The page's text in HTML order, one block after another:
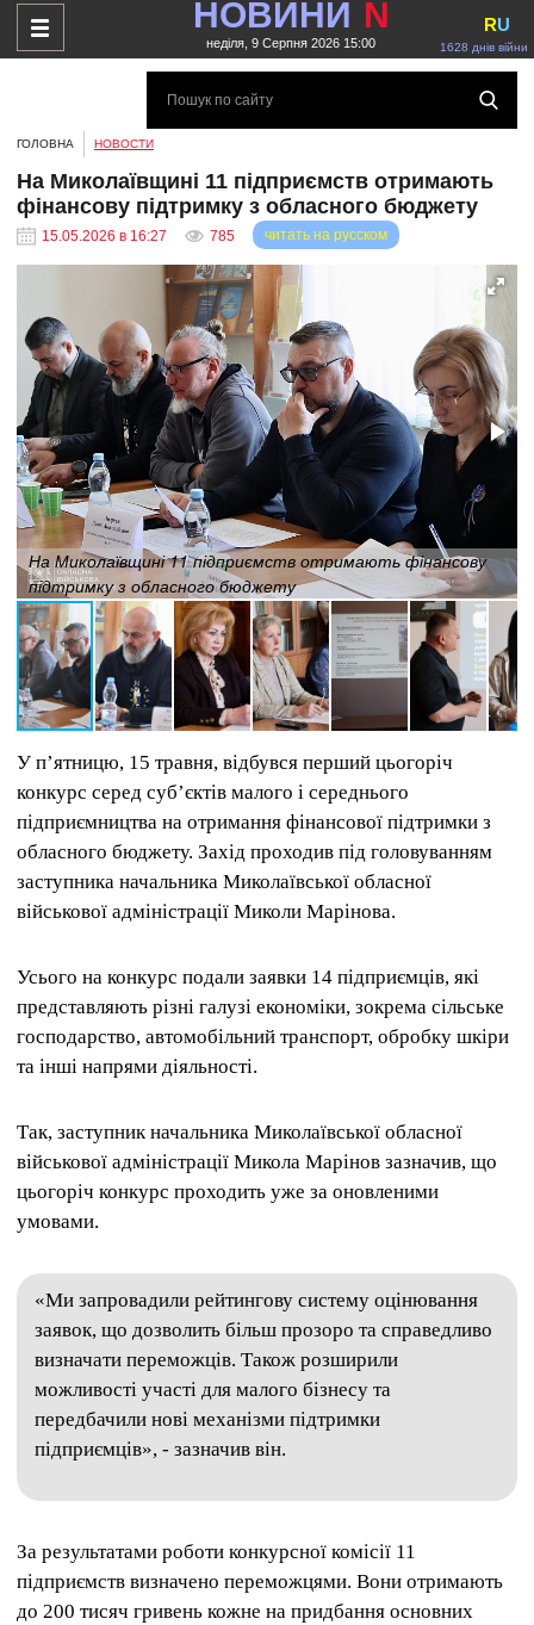
НОВИНИ N
неділя, 9 Серпня 2026 15:00 1628 днів війни
RU
ГОЛОВНА НОВОСТИ
На Миколаївщині 11 підприємств отримають
фінансову підтримку з обласного бюджету
15.05.2026 в 16:27 785 читать на русском
На Миколаївщині 11 підприємств отримають фінансову
підтримку з обласного бюджету
У п’ятницю, 15 травня, відбувся перший цьогоріч
конкурс серед суб’єктів малого і середнього
підприємництва на отримання фінансової підтримки з
обласного бюджету. Захід проходив під головуванням
заступника начальника Миколаївської обласної
військової адміністрації Миколи Марінова.
Усього на конкурс подали заявки 14 підприємців, які
представляють різні галузі економіки, зокрема сільське
господарство, автомобільний транспорт, обробку шкіри
та інші напрями діяльності.
Так, заступник начальника Миколаївської обласної
військової адміністрації Микола Марінов зазначив, що
цьогоріч конкурс проходить уже за оновленими
умовами.
«Ми запровадили рейтингову систему оцінювання
заявок, що дозволить більш прозоро та справедливо
визначати переможців. Також розширили
можливості участі для малого бізнесу та
передбачили нові механізми підтримки
підприємців», - зазначив він.
За результатами роботи конкурсної комісії 11
підприємств визначено переможцями. Вони отримають
до 200 тисяч гривень кожне на придбання основних